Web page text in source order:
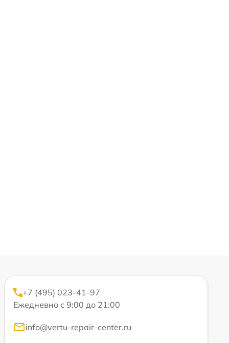
+7 (495) 023-41-97
Ежедневно с 9:00 до 21:00
info@vertu-repair-center.ru